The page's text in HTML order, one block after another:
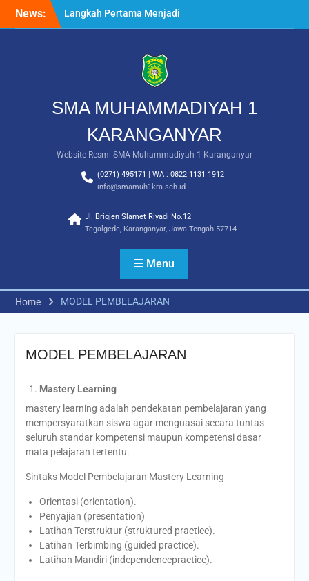
News:
Langkah Pertama Menjadi
Generasi Berkarakter,
Muhammadiyah 1
Karanganyar Dimulai
Kebangsaan
Saat Fajar Menyapa
Angkatan Baru, SMA
Muhammadiyah 1
Karanganyar Gelar
Awalussanah Penuh Makna
Rekapitulasi Realisasi
2026
SMA MUHAMMADIYAH 1
KARANGANYAR
Website Resmi SMA Muhammadiyah 1 Karanganyar
(0271) 495171 | WA : 0822 1131 1912
info@smamuh1kra.sch.id
Jl. Brigjen Slamet Riyadi No.12
Tegalgede, Karanganyar, Jawa Tengah 57714
Menu
Home MODEL PEMBELAJARAN
MODEL PEMBELAJARAN
Mastery Learning
mastery learning adalah pendekatan pembelajaran yang
mempersyaratkan siswa agar menguasai secara tuntas
seluruh standar kompetensi maupun kompetensi dasar
mata pelajaran tertentu.
Sintaks Model Pembelajaran Mastery Learning
Orientasi (orientation).
Penyajian (presentation)
Latihan Terstruktur (struktured practice).
Latihan Terbimbing (guided practice).
Latihan Mandiri (independencepractice).